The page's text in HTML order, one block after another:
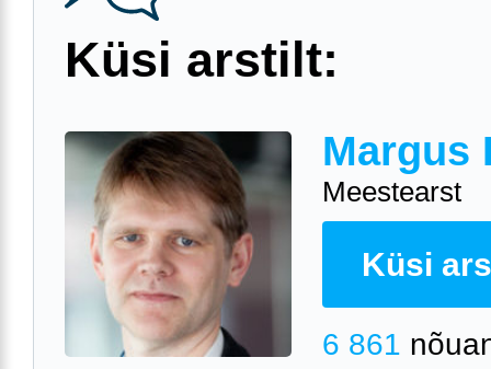
Küsi arstilt:
Margus
Meestearst
Küsi
6 861